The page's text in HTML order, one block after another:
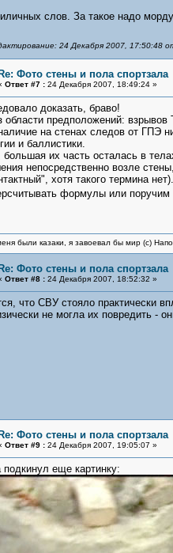
слов. За такое надо
24 Декабря 2007, 17:50:48
Re: Фото стены и пола спортзала
Ответ #7 : 24 Декабря 2007, 18:49:24 »
доказать, браво!
области предположений:
на стенах следов от ГПЭ
и баллистики.
большая их часть осталась в
непосредственно возле
хотя такого термина нет).
формулы или
были казаки, я завоевал бы мир (с)
Re: Фото стены и пола спортзала
Ответ #8 : 24 Декабря 2007, 18:52:32 »
что СВУ стояло практически
не могла их повредить -
Re: Фото стены и пола спортзала
Ответ #9 : 24 Декабря 2007, 19:05:07 »
еще картинку: